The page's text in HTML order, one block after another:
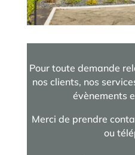
Pour toute demande
nos clients, nos
évènements
Merci de prendre
ou